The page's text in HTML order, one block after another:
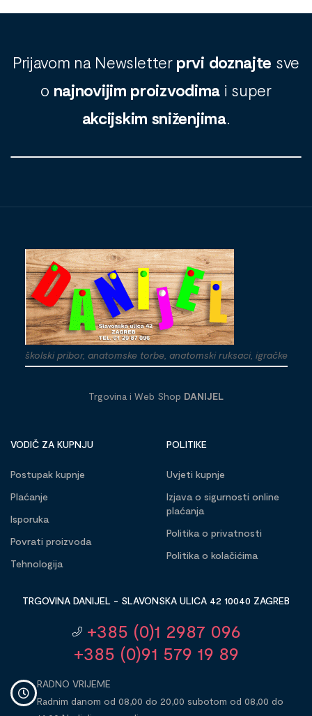
Prijavom na Newsletter prvi doznajte sve
o najnovijim proizvodima i super
akcijskim sniženjima.
školski pribor, anatomske torbe, anatomski ruksaci, igračke
Trgovina i Web Shop DANIJEL
VODIČ ZA KUPNJU
Postupak kupnje
Plaćanje
Isporuka
Povrati proizvoda
Tehnologija
POLITIKE
Uvjeti kupnje
Izjava o sigurnosti online
plaćanja
Politika o privatnosti
Politika o kolačićima
TRGOVINA DANIJEL - SLAVONSKA ULICA 42 10040 ZAGREB
+385 (0)1 2987 096
+385 (0)91 579 19 89
RADNO VRIJEME
Radnim danom od 08,00 do 20,00 subotom od 08,00 do